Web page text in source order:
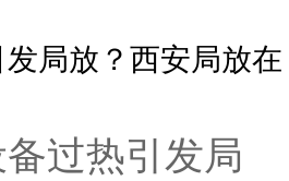
局放？西安局放在
过热引发局